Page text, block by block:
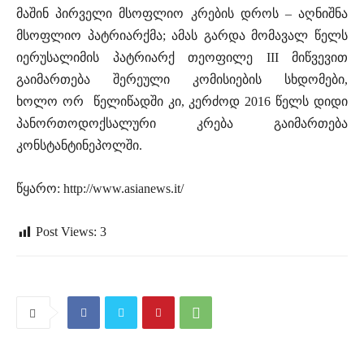
მაშინ პირველი მსოფლიო კრების დროს – აღნიშნა
მსოფლიო პატრიარქმა; ამას გარდა მომავალ წელს
იერუსალიმის პატრიარქ თეოფილე III მიწვევით
გაიმართება შერეული კომისიების სხდომები,
ხოლო ორ
წელიწადში კი, კერძოდ 2016 წელს დიდი
პანორთოდოქსალური კრება გაიმართება
კონსტანტინეპოლში.
წყარო: http://www.asianews.it/
Post Views: 3